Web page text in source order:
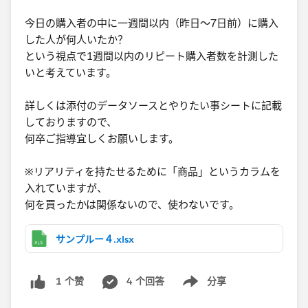
今日の購入者の中に一週間以内（昨日～7日前）に購入
した人が何人いたか​？
という視点で1週間以内のリピート購入者数を計測した
いと考えています。
詳しくは添付のデータソースとやりたい事シートに記載
しておりますので、
何卒ご指導宜しくお願いします。
※リアリティを持たせるために「商品」というカラムを
入れていますが、
何を買ったかは関係ないので、使わないです。​
サンプルー４.xlsx
1 个赞 4 个回答 分享
Show menu